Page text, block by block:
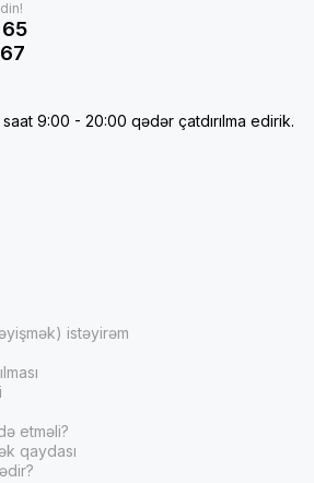
9:00 - 20:00 qədər çatdırılma edirik.
istəyirəm
etməli?
qaydası